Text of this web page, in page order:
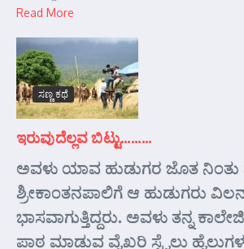
Read More
ಸಣ್ಣ ಕಥೆ
ಇರುವುದೆಲ್ಲವ ಬಿಟ್ಟು………
ಅವಳು ಯಾವ ಹುಡುಗರ ಜೊತ
ಶ್ರೀಕಾಂತನಪಾಲಿಗೆ ಆ ಹುಡುಗರು
ಭಾಸವಾಗುತ್ತಿದ್ದರು. ಅವಳು ತನ್ನ
ಪಾಠ ಮಾಡುವ ವೈಖರಿ ಸ್ಟೈಲು